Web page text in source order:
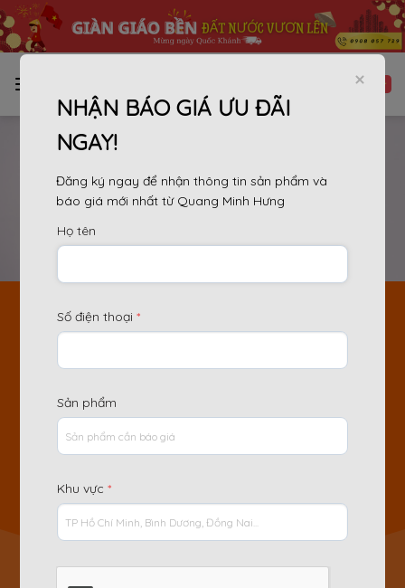
Bỏ
qua
nội
dung
BÁO
nhân viên công ty.
NHẬN BÁO GIÁ ƯU ĐÃI
NGAY!
Đăng ký ngay để nhận thông tin sản phẩm và
báo giá mới nhất từ Quang Minh Hưng
Họ tên
Số điện thoại *
Sản phẩm
Khu vực *